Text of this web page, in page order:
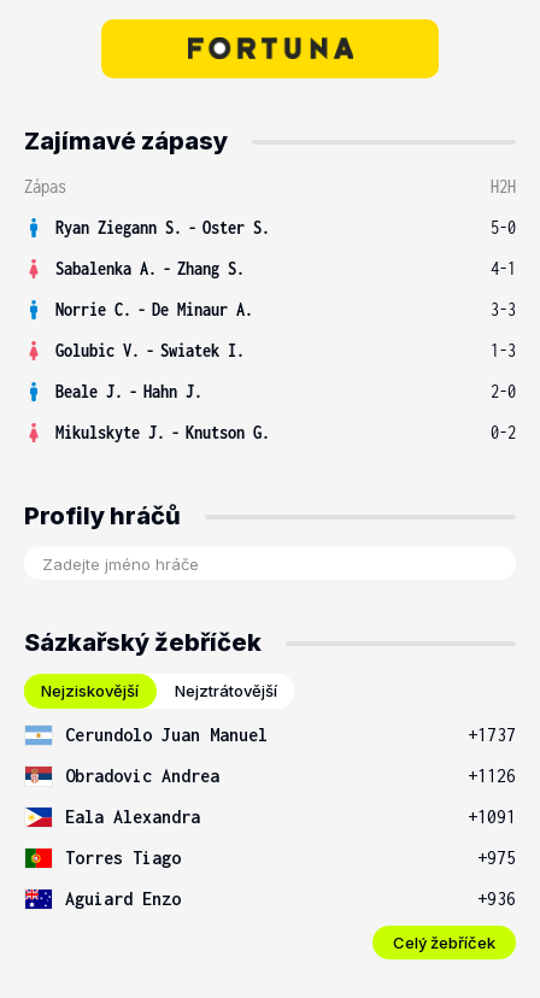
Zajímavé zápasy
Zápas
H2H
Ryan Ziegann S. - Oster S.
5-0
Sabalenka A. - Zhang S.
4-1
Norrie C. - De Minaur A.
3-3
Golubic V. - Swiatek I.
1-3
Beale J. - Hahn J.
2-0
Mikulskyte J. - Knutson G. 0-2
Profily hráčů
Sázkařský žebříček
Nejziskovější Nejztrátovější
Cerundolo Juan Manuel
+1737
Obradovic Andrea
+1126
Eala Alexandra
+1091
Torres Tiago
+975
Aguiard Enzo
+936
Celý žebříček